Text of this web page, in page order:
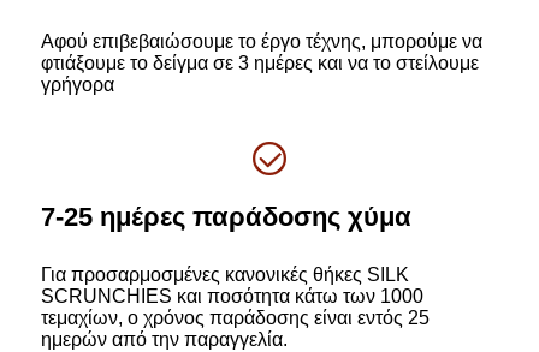
Αφού επιβεβαιώσουμε το έργο τέχνης, μπορούμε να
φτιάξουμε το δείγμα σε 3 ημέρες και να το στείλουμε
γρήγορα
7-25 ημέρες παράδοσης χύμα
Για προσαρμοσμένες κανονικές θήκες SILK
SCRUNCHIES και ποσότητα κάτω των 1000
τεμαχίων, ο χρόνος παράδοσης είναι εντός 25
ημερών από την παραγγελία.